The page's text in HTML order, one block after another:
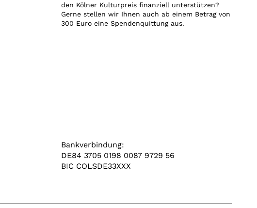
den Kölner Kulturpreis finanziell unterstützen?
Gerne stellen wir Ihnen auch ab einem Betrag von
300 Euro eine Spendenquittung aus.
Bankverbindung:
DE84 3705 0198 0087 9729 56
BIC COLSDE33XXX